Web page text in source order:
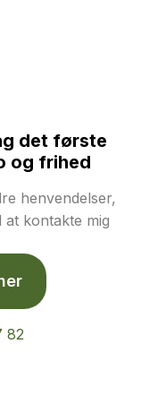
det første
og frihed
henvendelser,
at kontakte mig
82